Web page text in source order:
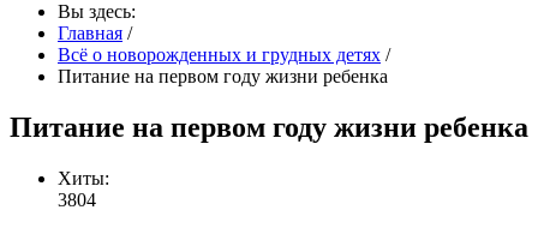
Вы здесь:
Главная /
Всё о новорожденных и грудных детях /
Питание на первом году жизни ребенка
Питание на первом году жизни ребенка
Хиты:
3804